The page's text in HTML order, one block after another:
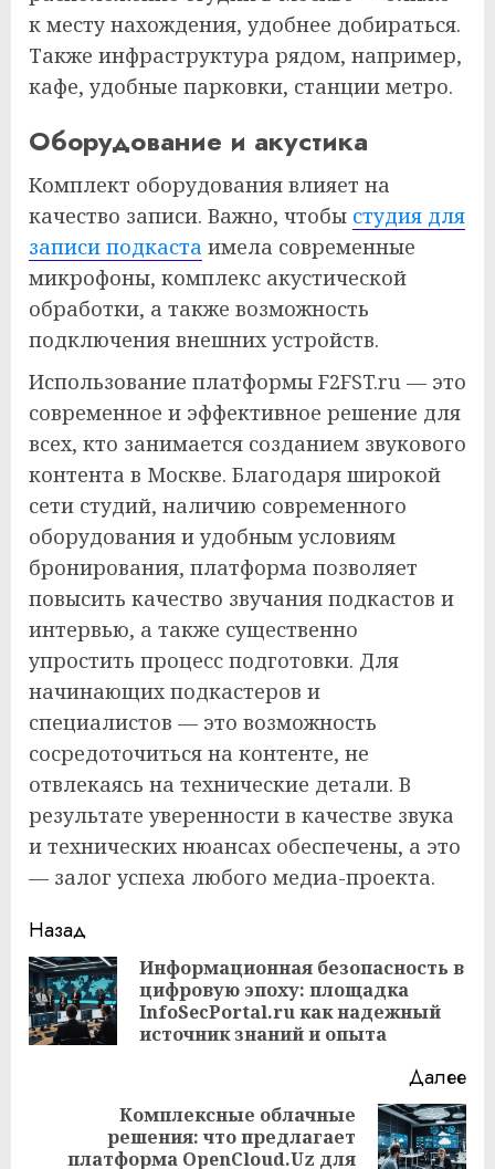
к месту нахождения, удобнее добираться.
Также инфраструктура рядом, например,
кафе, удобные парковки, станции метро.
Оборудование и акустика
Комплект оборудования влияет на
качество записи. Важно, чтобы студия для
записи подкаста имела современные
микрофоны, комплекс акустической
обработки, а также возможность
подключения внешних устройств.
Использование платформы F2FST.ru — это
современное и эффективное решение для
всех, кто занимается созданием звукового
контента в Москве. Благодаря широкой
сети студий, наличию современного
оборудования и удобным условиям
бронирования, платформа позволяет
повысить качество звучания подкастов и
интервью, а также существенно
упростить процесс подготовки. Для
начинающих подкастеров и
специалистов — это возможность
сосредоточиться на контенте, не
отвлекаясь на технические детали. В
результате уверенности в качестве звука
и технических нюансах обеспечены, а это
— залог успеха любого медиа-проекта.
Продолжить
чтение
Назад
Информационная безопасность в
цифровую эпоху: площадка
InfoSecPortal.ru как надежный
источник знаний и опыта
Далее
Следующая
Комплексные облачные
решения: что предлагает
платформа OpenCloud.Uz для